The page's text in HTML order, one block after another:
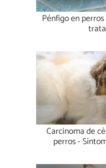
Pénfigo en
Carcinoma de
perros -